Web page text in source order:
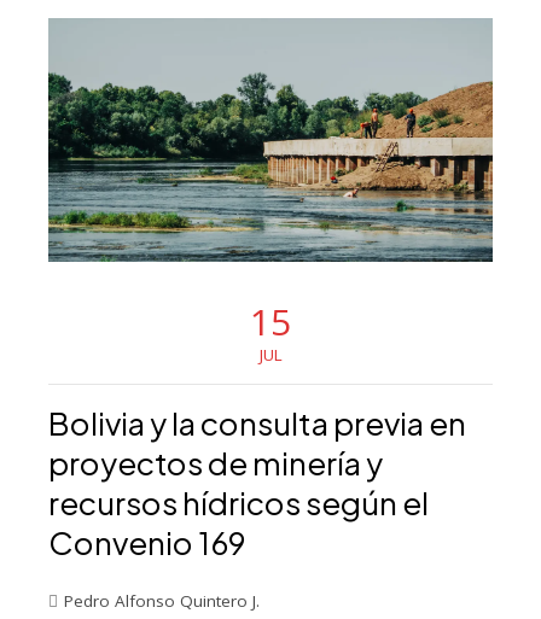
15
JUL
Bolivia y la consulta previa en
proyectos de minería y
recursos hídricos según el
Convenio 169
Pedro Alfonso Quintero J.